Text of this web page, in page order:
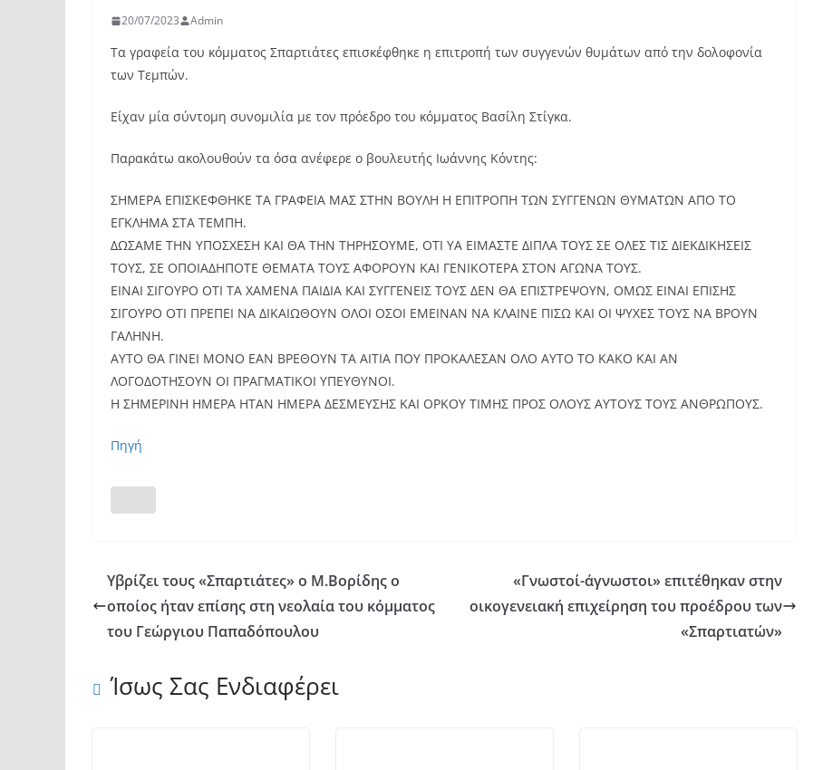
20/07/2023 Admin
Τα γραφεία του κόμματος Σπαρτιάτες επισκέφθηκε η επιτροπή των συγγενών θυμάτων από την δολοφονία
των Τεμπών.
Είχαν μία σύντομη συνομιλία με τον πρόεδρο του κόμματος Βασίλη Στίγκα.
Παρακάτω ακολουθούν τα όσα ανέφερε ο βουλευτής Ιωάννης Κόντης:
ΣΗΜΕΡΑ ΕΠΙΣΚΕΦΘΗΚΕ ΤΑ ΓΡΑΦΕΙΑ ΜΑΣ ΣΤΗΝ ΒΟΥΛΗ Η ΕΠΙΤΡΟΠΗ ΤΩΝ ΣΥΓΓΕΝΩΝ ΘΥΜΑΤΩΝ ΑΠΟ ΤΟ
ΕΓΚΛΗΜΑ ΣΤΑ ΤΕΜΠΗ.
ΔΩΣΑΜΕ ΤΗΝ ΥΠΟΣΧΕΣΗ ΚΑΙ ΘΑ ΤΗΝ ΤΗΡΗΣΟΥΜΕ, ΟΤΙ ΥΑ ΕΙΜΑΣΤΕ ΔΙΠΛΑ ΤΟΥΣ ΣΕ ΟΛΕΣ ΤΙΣ ΔΙΕΚΔΙΚΗΣΕΙΣ
ΤΟΥΣ, ΣΕ ΟΠΟΙΑΔΗΠΟΤΕ ΘΕΜΑΤΑ ΤΟΥΣ ΑΦΟΡΟΥΝ ΚΑΙ ΓΕΝΙΚΟΤΕΡΑ ΣΤΟΝ ΑΓΩΝΑ ΤΟΥΣ.
ΕΙΝΑΙ ΣΙΓΟΥΡΟ ΟΤΙ ΤΑ ΧΑΜΕΝΑ ΠΑΙΔΙΑ ΚΑΙ ΣΥΓΓΕΝΕΙΣ ΤΟΥΣ ΔΕΝ ΘΑ ΕΠΙΣΤΡΕΨΟΥΝ, ΟΜΩΣ ΕΙΝΑΙ ΕΠΙΣΗΣ
ΣΙΓΟΥΡΟ ΟΤΙ ΠΡΕΠΕΙ ΝΑ ΔΙΚΑΙΩΘΟΥΝ ΟΛΟΙ ΟΣΟΙ ΕΜΕΙΝΑΝ ΝΑ ΚΛΑΙΝΕ ΠΙΣΩ ΚΑΙ ΟΙ ΨΥΧΕΣ ΤΟΥΣ ΝΑ ΒΡΟΥΝ
ΓΑΛΗΝΗ.
ΑΥΤΟ ΘΑ ΓΙΝΕΙ ΜΟΝΟ ΕΑΝ ΒΡΕΘΟΥΝ ΤΑ ΑΙΤΙΑ ΠΟΥ ΠΡΟΚΑΛΕΣΑΝ ΟΛΟ ΑΥΤΟ ΤΟ ΚΑΚΟ ΚΑΙ ΑΝ
ΛΟΓΟΔΟΤΗΣΟΥΝ ΟΙ ΠΡΑΓΜΑΤΙΚΟΙ ΥΠΕΥΘΥΝΟΙ.
Η ΣΗΜΕΡΙΝΗ ΗΜΕΡΑ ΗΤΑΝ ΗΜΕΡΑ ΔΕΣΜΕΥΣΗΣ ΚΑΙ ΟΡΚΟΥ ΤΙΜΗΣ ΠΡΟΣ ΟΛΟΥΣ ΑΥΤΟΥΣ ΤΟΥΣ ΑΝΘΡΩΠΟΥΣ.
Πηγή
Υβρίζει τους «Σπαρτιάτες» ο Μ.Βορίδης ο
οποίος ήταν επίσης στη νεολαία του κόμματος
του Γεώργιου Παπαδόπουλου
«Γνωστοί-άγνωστοι» επιτέθηκαν στην
οικογενειακή επιχείρηση του προέδρου των
«Σπαρτιατών»
Ίσως Σας Ενδιαφέρει